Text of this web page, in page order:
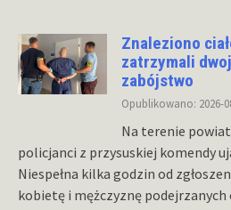
Znaleziono
zatrzymali
zabójstwo
Opublikowano: 2026-
Na terenie
policjanci z przysuskiej komendy
Niespełna kilka godzin od
kobietę i mężczyznę podejrzanych